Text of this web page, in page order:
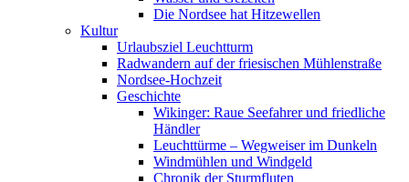
Die Nordsee hat Hitzewellen
Kultur
Urlaubsziel Leuchtturm
Radwandern auf der friesischen Mühlenstraße
Nordsee-Hochzeit
Geschichte
Wikinger: Raue Seefahrer und friedliche
Händler
Leuchttürme – Wegweiser im Dunkeln
Windmühlen und Windgeld
Chronik der Sturmfluten